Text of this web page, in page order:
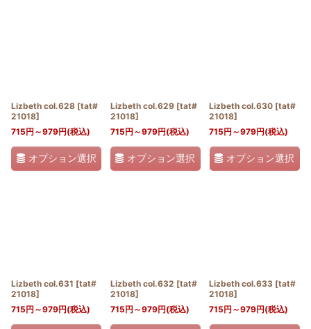
Lizbeth col.628 [tat#
21018]
715円 ～979円(税込)
オプション選択
Lizbeth col.629 [tat#
21018]
715円 ～979円(税込)
オプション選択
Lizbeth col.630 [tat#
21018]
715円 ～979円(税込)
オプション選択
Lizbeth col.631 [tat#
21018]
715円 ～979円(税込)
Lizbeth col.632 [tat#
21018]
715円 ～979円(税込)
Lizbeth col.633 [tat#
21018]
715円 ～979円(税込)